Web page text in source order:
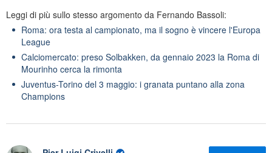
Leggi di più sullo stesso argomento da Fernando Bassoli:
Roma: ora testa al campionato, ma il sogno è vincere l'Europa
League
Calciomercato: preso Solbakken, da gennaio 2023 la Roma di
Mourinho cerca la rimonta
Juventus-Torino del 3 maggio: i granata puntano alla zona
Champions